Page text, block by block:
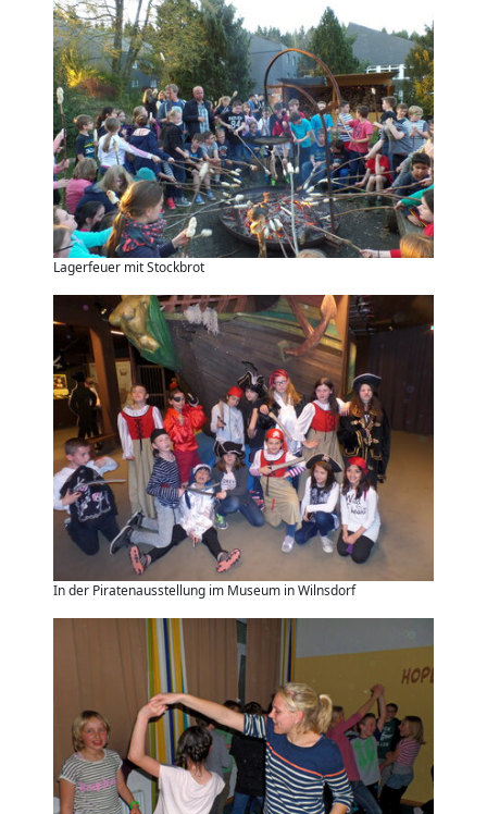
Lagerfeuer mit Stockbrot
In der Piratenausstellung im Museum in Wilnsdorf